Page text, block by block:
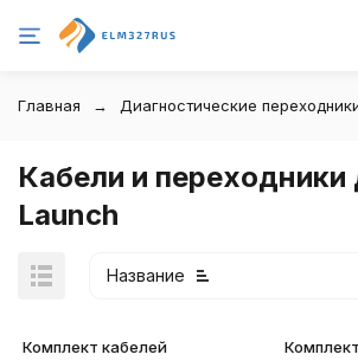
Главная Диагностические
Кабели и переходники
Launch
Название
Комплект кабелей